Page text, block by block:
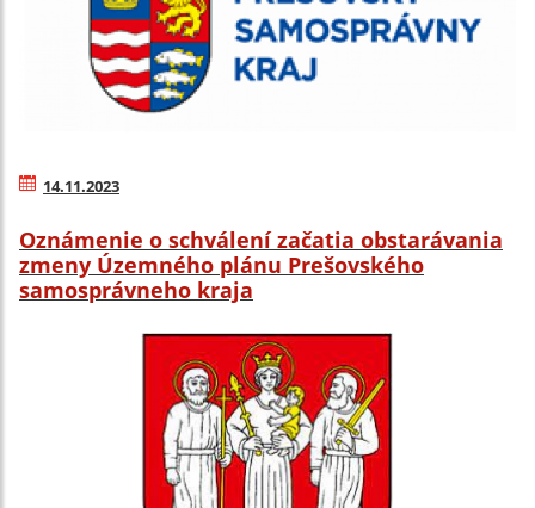
14.11.2023
Oznámenie o schválení začatia obstarávania
zmeny Územného plánu Prešovského
samosprávneho kraja